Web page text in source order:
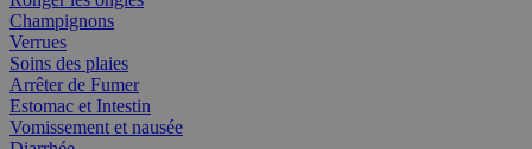
Champignons
Verrues
Soins des plaies
Arrêter de Fumer
Estomac et Intestin
Vomissement et nausée